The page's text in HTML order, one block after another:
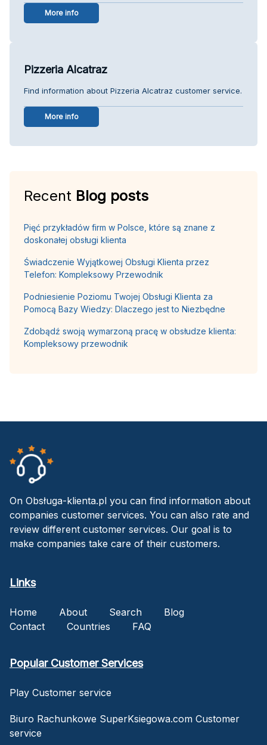
More info
Pizzeria Alcatraz
Find information about Pizzeria Alcatraz customer service.
More info
Recent Blog posts
Pięć przykładów firm w Polsce, które są znane z
doskonałej obsługi klienta
Świadczenie Wyjątkowej Obsługi Klienta przez
Telefon: Kompleksowy Przewodnik
Podniesienie Poziomu Twojej Obsługi Klienta za
Pomocą Bazy Wiedzy: Dlaczego jest to Niezbędne
Zdobądź swoją wymarzoną pracę w obsłudze klienta:
Kompleksowy przewodnik
On Obsługa-klienta.pl you can find information about
companies customer services. You can also rate and
review different customer services. Our goal is to
make companies take care of their customers.
Links
Home About Search
Blog
Contact
Countries FAQ
Popular Customer Services
Play Customer service
Biuro Rachunkowe SuperKsiegowa.com Customer
service